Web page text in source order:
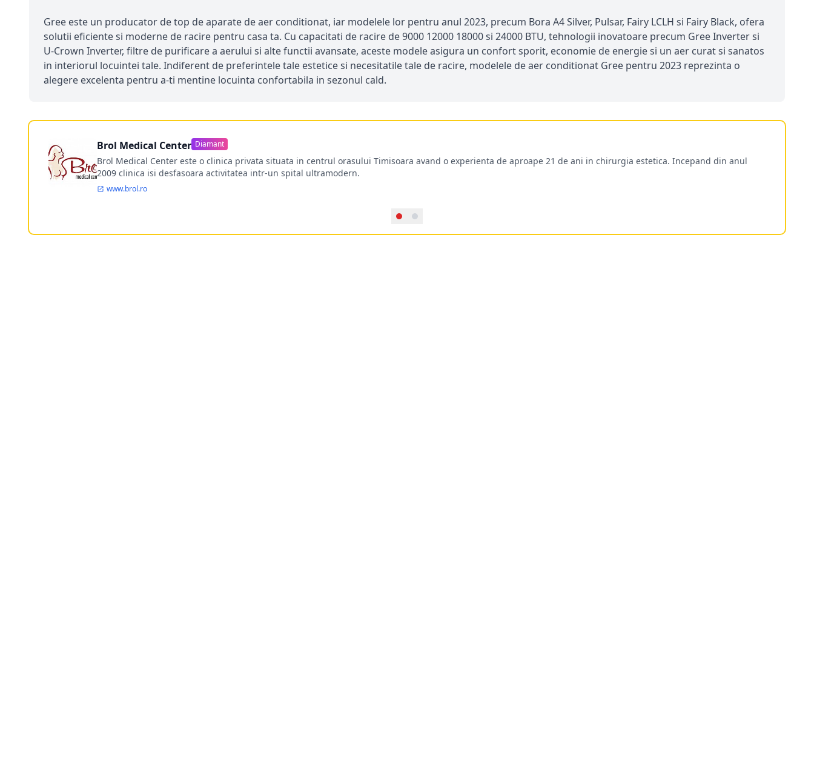
Gree este un producator de top de aparate de aer conditionat, iar modelele lor pentru anul 2023, precum Bora A4 Silver, Pulsar, Fairy LCLH si Fairy Black, ofera
solutii eficiente si moderne de racire pentru casa ta. Cu capacitati de racire de 9000 12000 18000 si 24000 BTU, tehnologii inovatoare precum Gree Inverter si
U-Crown Inverter, filtre de purificare a aerului si alte functii avansate, aceste modele asigura un confort sporit, economie de energie si un aer curat si sanatos
in interiorul locuintei tale. Indiferent de preferintele tale estetice si necesitatile tale de racire, modelele de aer conditionat Gree pentru 2023 reprezinta o
alegere excelenta pentru a-ti mentine locuinta confortabila in sezonul cald.
Brol Medical Center Diamant
Brol Medical Center este o clinica privata situata in centrul orasului Timisoara avand o experienta de aproape 21 de ani in chirurgia estetica. Incepand din anul
2009 clinica isi desfasoara activitatea intr-un spital ultramodern.
www.brol.ro